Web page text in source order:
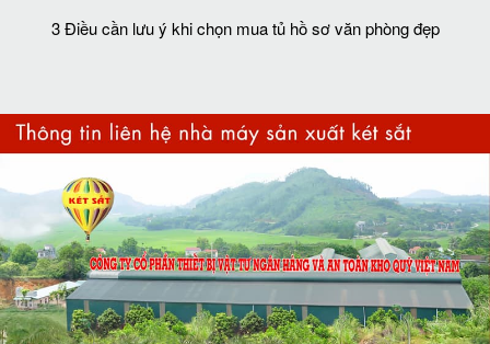
3 Điều cần lưu ý khi chọn mua tủ hồ sơ văn phòng đẹp